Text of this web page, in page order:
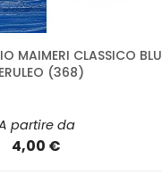
MAIMERI CLASSICO BLU
(368)
partire da
4,00 €